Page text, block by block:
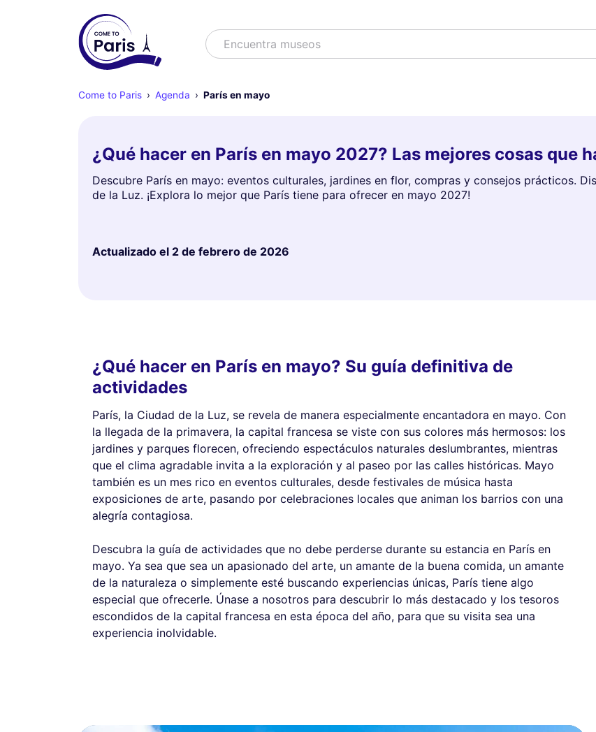
BuscarEncuentra museos
Come to Paris Agenda París en mayo
¿Qué hacer en París en mayo 2027? Las mejores cosas que
Descubre París en mayo: eventos culturales, jardines en flor, compras y consejos prácticos.
de la Luz. ¡Explora lo mejor que París tiene para ofrecer en mayo 2027!
Actualizado el 2 de febrero de 2026
¿Qué hacer en París en mayo? Su guía definitiva de
actividades
París, la Ciudad de la Luz, se revela de manera especialmente encantadora en mayo. Con
la llegada de la primavera, la capital francesa se viste con sus colores más hermosos: los
jardines y parques florecen, ofreciendo espectáculos naturales deslumbrantes, mientras
que el clima agradable invita a la exploración y al paseo por las calles históricas. Mayo
también es un mes rico en eventos culturales, desde festivales de música hasta
exposiciones de arte, pasando por celebraciones locales que animan los barrios con una
alegría contagiosa.
Descubra la guía de actividades que no debe perderse durante su estancia en París en
mayo. Ya sea que sea un apasionado del arte, un amante de la buena comida, un amante
de la naturaleza o simplemente esté buscando experiencias únicas, París tiene algo
especial que ofrecerle. Únase a nosotros para descubrir lo más destacado y los tesoros
escondidos de la capital francesa en esta época del año, para que su visita sea una
experiencia inolvidable.